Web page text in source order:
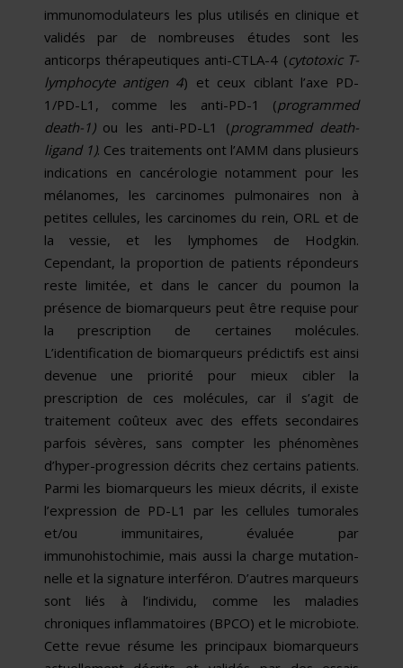
immunomodulateurs les plus utilisés en clinique et
validés par de nombreuses études sont les
anticorps thérapeutiques anti-CTLA-4 (cytotoxic T-
lymphocyte antigen 4) et ceux ciblant l’axe PD-
1/PD-L1, comme les anti-PD-1 (programmed
death-1)ou les anti-PD-L1 (programmed death-
ligand 1). Ces traitements ont l’AMM dans plusieurs
indications en cancérologie notamment pour les
mélanomes, les carcinomes pulmonaires non à
petites cellules, les carcinomes du rein, ORL et de
la vessie, et les lymphomes de Hodgkin.
Cependant, la proportion de patients répondeurs
reste limitée, et dans le cancer du poumon la
présence de biomarqueurs peut être requise pour
la prescription de certaines molécules.
L’identification de biomarqueurs prédictifs est ainsi
devenue une priorité pour mieux cibler la
prescription de ces molécules, car il s’agit de
traitement coûteux avec des effets secondaires
parfois sévères, sans compter les phénomènes
d’hyper-progression décrits chez certains patients.
Parmi les biomarqueurs les mieux décrits, il existe
l’expression de PD-L1 par les cellules tumorales
et/ou immunitaires, évaluée par
immunohistochimie, mais aussi la charge mutation­
nelle et la signature interféron. D’autres marqueurs
sont liés à l’individu, comme les maladies
chroniques inflammatoires (BPCO) et le microbiote.
Cette revue résume les principaux biomarqueurs